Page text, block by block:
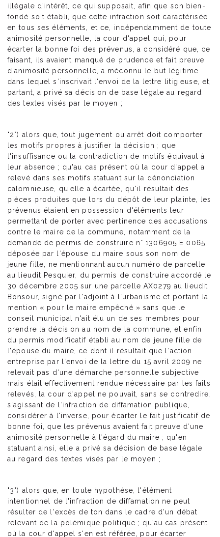
illégale d'intérêt, ce qui supposait, afin que son bien-
fondé soit établi, que cette infraction soit caractérisée
en tous ses éléments, et ce, indépendamment de toute
animosité personnelle, la cour d'appel qui, pour
écarter la bonne foi des prévenus, a considéré que, ce
faisant, ils avaient manqué de prudence et fait preuve
d'animosité personnelle, a méconnu le but légitime
dans lequel s'inscrivait l'envoi de la lettre litigieuse, et,
partant, a privé sa décision de base légale au regard
des textes visés par le moyen ;
"2°) alors que, tout jugement ou arrêt doit comporter
les motifs propres à justifier la décision ; que
l'insuffisance ou la contradiction de motifs équivaut à
leur absence ; qu'au cas présent où la cour d'appel a
relevé dans ses motifs statuant sur la dénonciation
calomnieuse, qu'elle a écartée, qu'il résultait des
pièces produites que lors du dépôt de leur plainte, les
prévenus étaient en possession d'éléments leur
permettant de porter avec pertinence des accusations
contre le maire de la commune, notamment de la
demande de permis de construire n° 1306905 E 0065,
déposée par l'épouse du maire sous son nom de
jeune fille, ne mentionnant aucun numéro de parcelle,
au lieudit Pesquier, du permis de construire accordé le
30 décembre 2005 sur une parcelle AX0279 au lieudit
Bonsour, signé par l'adjoint à l'urbanisme et portant la
mention « pour le maire empêché » sans que le
conseil municipal n'ait élu un de ses membres pour
prendre la décision au nom de la commune, et enfin
du permis modificatif établi au nom de jeune fille de
l'épouse du maire, ce dont il résultait que l'action
entreprise par l'envoi de la lettre du 15 avril 2009 ne
relevait pas d'une démarche personnelle subjective
mais était effectivement rendue nécessaire par les faits
relevés, la cour d'appel ne pouvait, sans se contredire,
s'agissant de l'infraction de diffamation publique,
considérer à l'inverse, pour écarter le fait justificatif de
bonne foi, que les prévenus avaient fait preuve d'une
animosité personnelle à l'égard du maire ; qu'en
statuant ainsi, elle a privé sa décision de base légale
au regard des textes visés par le moyen ;
"3°) alors que, en toute hypothèse, l'élément
intentionnel de l'infraction de diffamation ne peut
résulter de l'excès de ton dans le cadre d'un débat
relevant de la polémique politique ; qu'au cas présent
où la cour d'appel s'en est référée, pour écarter